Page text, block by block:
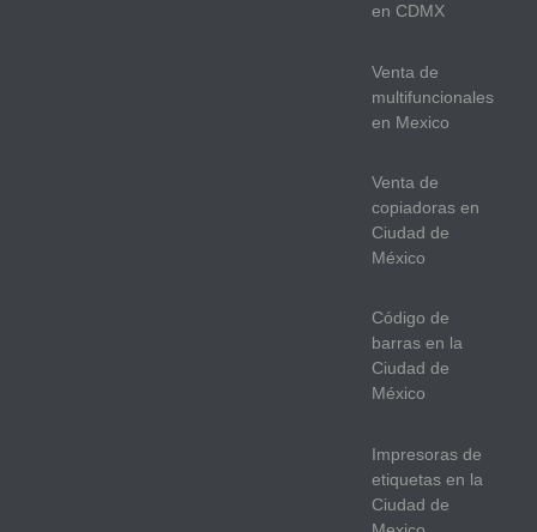
en CDMX
Venta de
multifuncionales
en Mexico
Venta de
copiadoras en
Ciudad de
México
Código de
barras en la
Ciudad de
México
Impresoras de
etiquetas en la
Ciudad de